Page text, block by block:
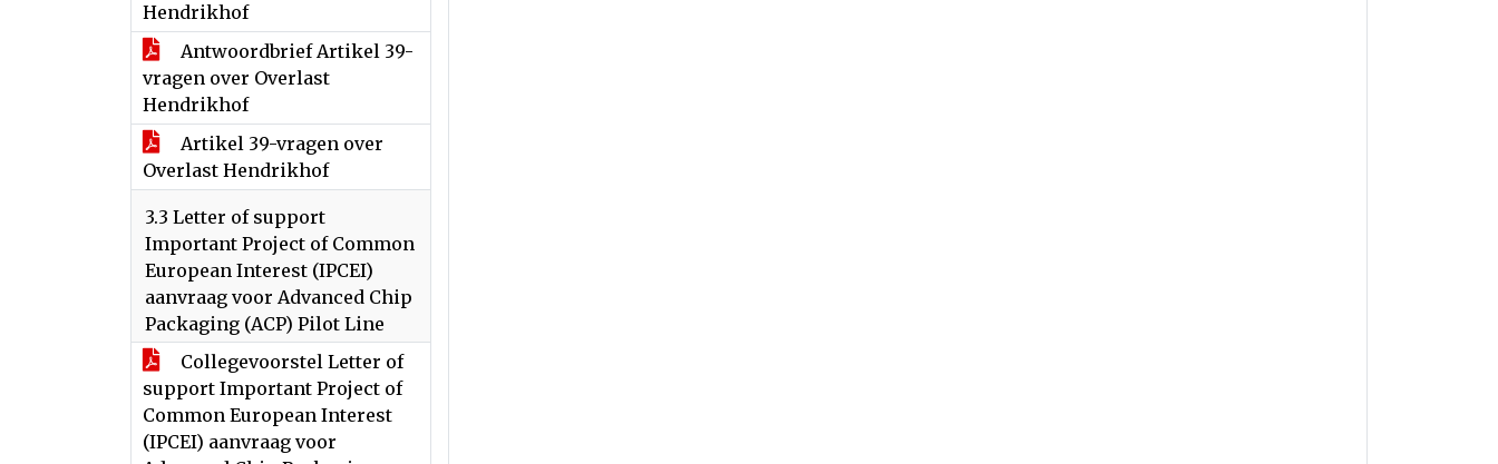
Hendrikhof
Antwoordbrief Artikel 39-
vragen over Overlast
Hendrikhof
Artikel 39-vragen over
Overlast Hendrikhof
3.3 Letter of support
Important Project of Common
European Interest (IPCEI)
aanvraag voor Advanced Chip
Packaging (ACP) Pilot Line
Collegevoorstel Letter of
support Important Project of
Common European Interest
(IPCEI) aanvraag voor